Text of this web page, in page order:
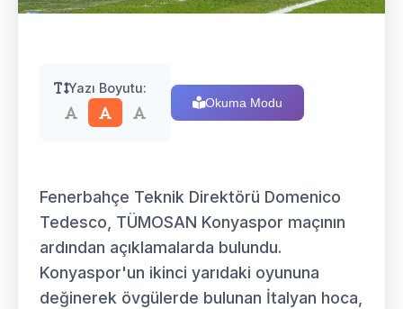
Yazı Boyutu:
Okuma Modu
Fenerbahçe Teknik Direktörü Domenico
Tedesco, TÜMOSAN Konyaspor maçının
ardından açıklamalarda bulundu.
Konyaspor'un ikinci yarıdaki oyununa
değinerek övgülerde bulunan İtalyan hoca,